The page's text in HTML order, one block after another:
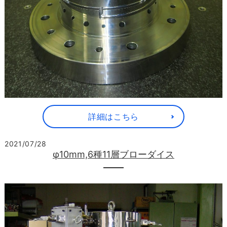
詳細はこちら
2021/07/28
φ10mm,6種11層ブローダイス